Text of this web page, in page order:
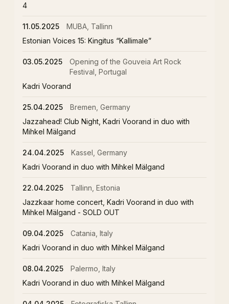
4
11.05.2025
MUBA, Tallinn
Estonian Voices 15: Kingitus “Kallimale”
03.05.2025
Opening of the Gouveia Art Rock
Festival, Portugal
Kadri Voorand
25.04.2025
Bremen, Germany
Jazzahead! Club Night, Kadri Voorand in duo with
Mihkel Mälgand
24.04.2025
Kassel, Germany
Kadri Voorand in duo with Mihkel Mälgand
22.04.2025
Tallinn, Estonia
Jazzkaar home concert, Kadri Voorand in duo with
Mihkel Mälgand - SOLD OUT
09.04.2025
Catania, Italy
Kadri Voorand in duo with Mihkel Mälgand
08.04.2025
Palermo, Italy
Kadri Voorand in duo with Mihkel Mälgand